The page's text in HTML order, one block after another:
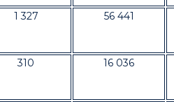
1 327 56 441
310 16 036